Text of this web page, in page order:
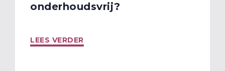
onderhoudsvrij?
LEES VERDER